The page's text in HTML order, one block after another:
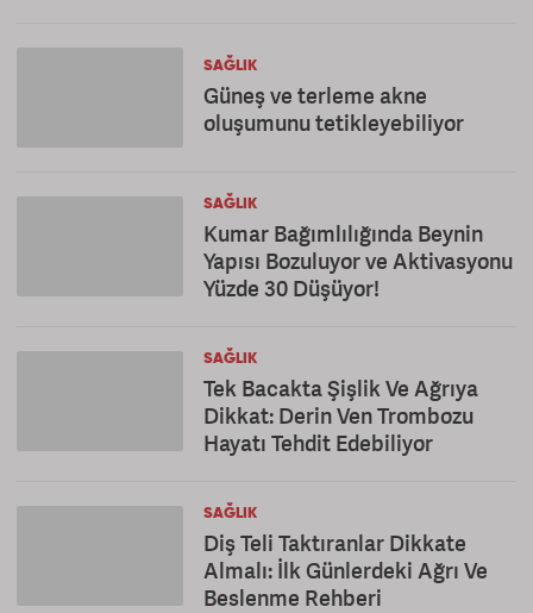
SAĞLIK
Güneş ve terleme akne
oluşumunu tetikleyebiliyor
SAĞLIK
Kumar Bağımlılığında Beynin
Yapısı Bozuluyor ve Aktivasyonu
Yüzde 30 Düşüyor!
SAĞLIK
Tek Bacakta Şişlik Ve Ağrıya
Dikkat: Derin Ven Trombozu
Hayatı Tehdit Edebiliyor
SAĞLIK
Diş Teli Taktıranlar Dikkate
Almalı: İlk Günlerdeki Ağrı Ve
Beslenme Rehberi